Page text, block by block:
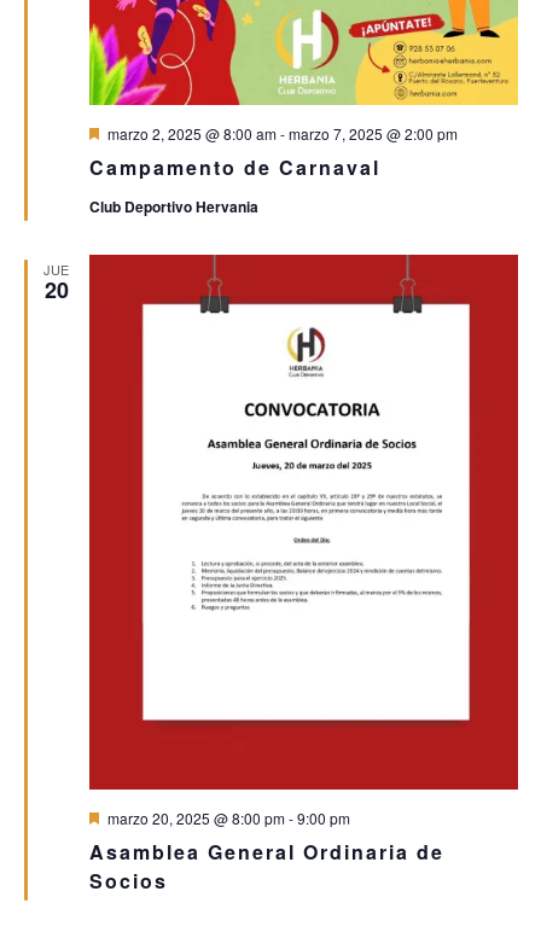
Campamento de Carnaval
Destacado
marzo 2, 2025 @ 8:00 am-marzo 7, 2025 @ 2:00 pm
Club Deportivo Hervania
JUE
20
Asamblea General Ordinaria de
Socios
Destacado
marzo 20, 2025 @ 8:00 pm-9:00 pm